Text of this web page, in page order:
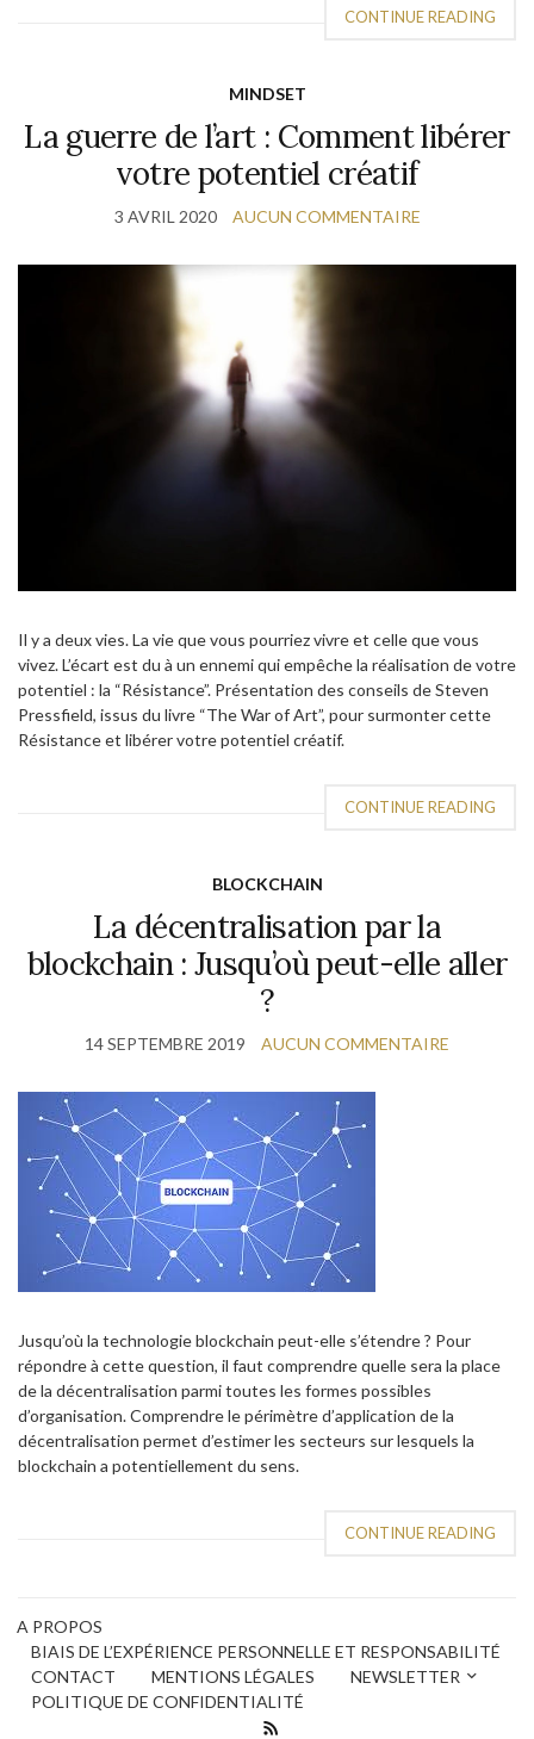
CONTINUE READING
MINDSET
La guerre de l’art : Comment libérer
votre potentiel créatif
3 AVRIL 2020 AUCUN COMMENTAIRE
Il y a deux vies. La vie que vous pourriez vivre et celle que vous
vivez. L’écart est du à un ennemi qui empêche la réalisation de votre
potentiel : la “Résistance”. Présentation des conseils de Steven
Pressfield, issus du livre “The War of Art”, pour surmonter cette
Résistance et libérer votre potentiel créatif.
CONTINUE READING
BLOCKCHAIN
La décentralisation par la
blockchain : Jusqu’où peut-elle aller
?
14 SEPTEMBRE 2019 AUCUN COMMENTAIRE
Jusqu’où la technologie blockchain peut-elle s’étendre ? Pour
répondre à cette question, il faut comprendre quelle sera la place
de la décentralisation parmi toutes les formes possibles
d’organisation. Comprendre le périmètre d’application de la
décentralisation permet d’estimer les secteurs sur lesquels la
blockchain a potentiellement du sens.
CONTINUE READING
A PROPOS
BIAIS DE L’EXPÉRIENCE PERSONNELLE ET RESPONSABILITÉ
CONTACT
MENTIONS LÉGALES
NEWSLETTER
POLITIQUE DE CONFIDENTIALITÉ